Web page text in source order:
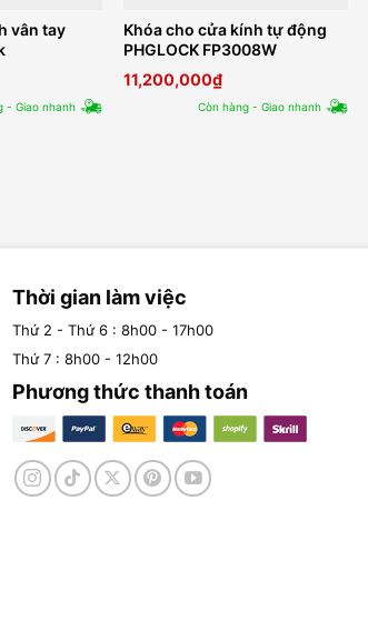
vân tay
- Giao nhanh
Khóa cho cửa kính tự động
PHGLOCK FP3008W
11,200,000₫
Còn hàng - Giao nhanh
Thời gian làm việc
Thứ 2 - Thứ 6 : 8h00 - 17h00
Thứ 7 : 8h00 - 12h00
Phương thức thanh toán